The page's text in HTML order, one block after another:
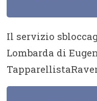
Il servizio
Lombarda di